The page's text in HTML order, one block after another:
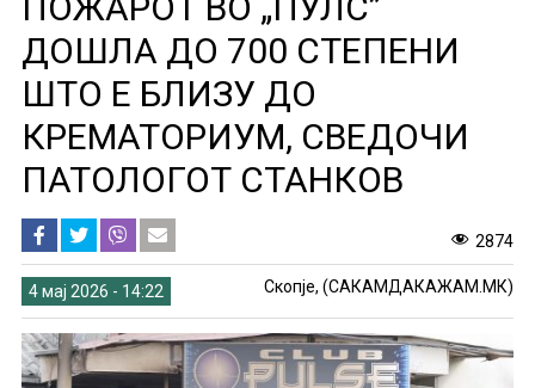
ДОШЛА ДО 700 СТЕПЕНИ
ШТО Е БЛИЗУ ДО
КРЕМАТОРИУМ, СВЕДОЧИ
ПАТОЛОГОТ СТАНКОВ
2874
4 мај 2026 - 14:22 Скопје, (САКАМДАКАЖАМ.МК)